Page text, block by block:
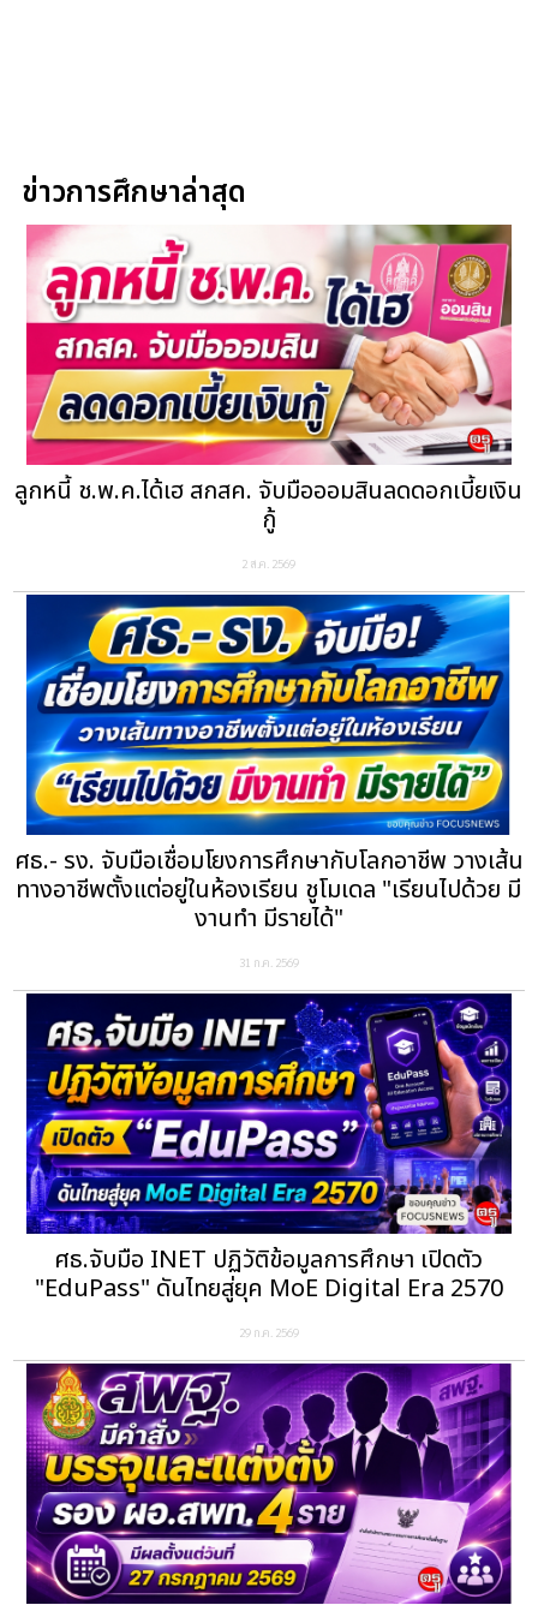
ข่าวการศึกษาล่าสุด
ลูกหนี้ ช.พ.ค.ได้เฮ สกสค. จับมือออมสินลดดอกเบี้ยเงิน
กู้
2 ส.ค. 2569
ศธ.- รง. จับมือเชื่อมโยงการศึกษากับโลกอาชีพ วางเส้น
ทางอาชีพตั้งแต่อยู่ในห้องเรียน ชูโมเดล "เรียนไปด้วย มี
งานทำ มีรายได้"
31 ก.ค. 2569
ศธ.จับมือ INET ปฏิวัติข้อมูลการศึกษา เปิดตัว
"EduPass" ดันไทยสู่ยุค MoE Digital Era 2570
29 ก.ค. 2569